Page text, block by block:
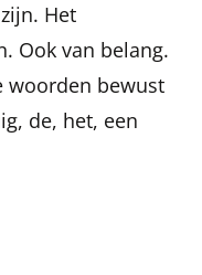
Het
Ook van belang.
woorden bewust
de, het, een